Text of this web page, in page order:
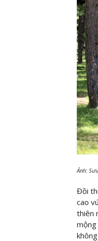
Ảnh:
Đồi
cao
thiên